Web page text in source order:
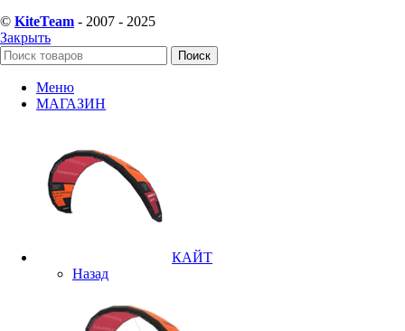
© KiteTeam - 2007 - 2025
Закрыть
Поиск
Меню
МАГАЗИН
КАЙТ
Назад